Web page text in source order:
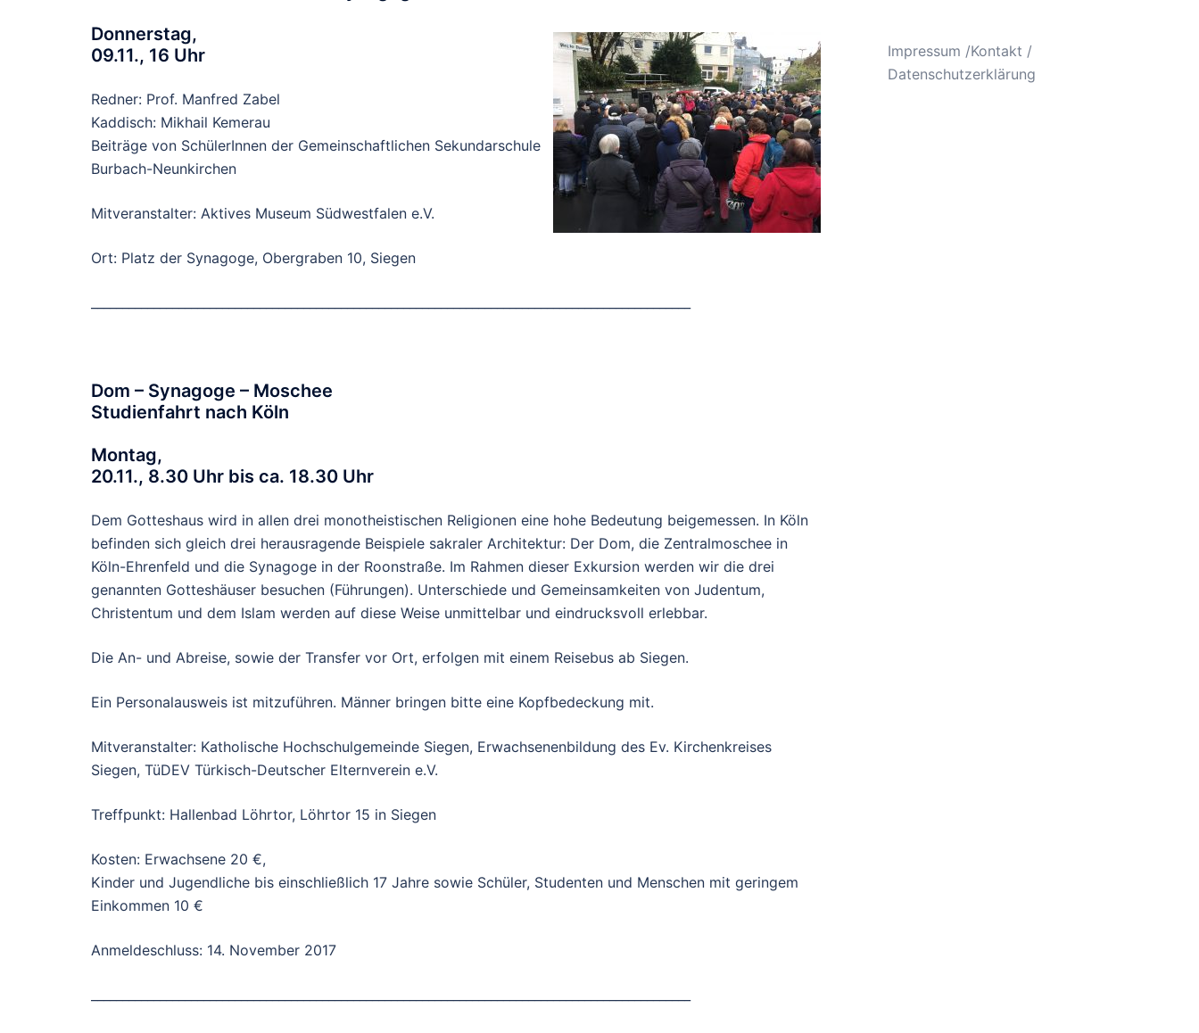
Donnerstag,
09.11., 16 Uhr
Redner: Prof. Manfred Zabel
Kaddisch: Mikhail Kemerau
Beiträge von SchülerInnen der Gemeinschaftlichen Sekundarschule
Burbach-Neunkirchen
Mitveranstalter: Aktives Museum Südwestfalen e.V.
Ort: Platz der Synagoge, Obergraben 10, Siegen
Dom – Synagoge – Moschee
Studienfahrt nach Köln
Montag,
20.11., 8.30 Uhr bis ca. 18.30 Uhr
Dem Gotteshaus wird in allen drei monotheistischen Religionen eine hohe Bedeutung beigemessen. In Köln
befinden sich gleich drei herausragende Beispiele sakraler Architektur: Der Dom, die Zentralmoschee in
Köln-Ehrenfeld und die Synagoge in der Roonstraße. Im Rahmen dieser Exkursion werden wir die drei
genannten Gotteshäuser besuchen (Führungen). Unterschiede und Gemeinsamkeiten von Judentum,
Christentum und dem Islam werden auf diese Weise unmittelbar und eindrucksvoll erlebbar.
Die An- und Abreise, sowie der Transfer vor Ort, erfolgen mit einem Reisebus ab Siegen.
Ein Personalausweis ist mitzuführen. Männer bringen bitte eine Kopfbedeckung mit.
Mitveranstalter: Katholische Hochschulgemeinde Siegen, Erwachsenenbildung des Ev. Kirchenkreises
Siegen, TüDEV Türkisch-Deutscher Elternverein e.V.
Treffpunkt: Hallenbad Löhrtor, Löhrtor 15 in Siegen
Kosten: Erwachsene 20 €,
Kinder und Jugendliche bis einschließlich 17 Jahre sowie Schüler, Studenten und Menschen mit geringem
Einkommen 10 €
Anmeldeschluss: 14. November 2017
Impressum /Kontakt /
Datenschutzerklärung